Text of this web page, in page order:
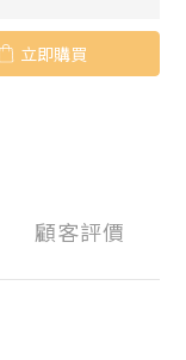
立即購買
顧客評價